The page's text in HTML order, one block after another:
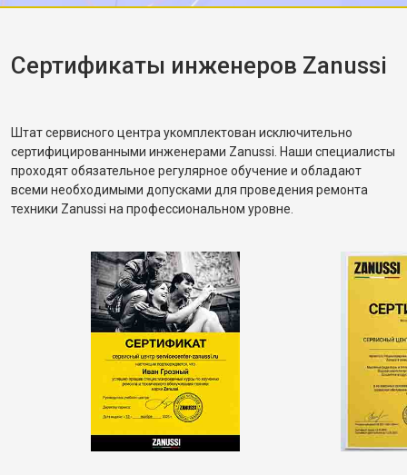
корректное. Рассказал, как правильно
разбалансировка.
Сертификаты инженеров Zanussi
Штат сервисного центра укомплектован исключительно
сертифицированными инженерами Zanussi. Наши специалисты
проходят обязательное регулярное обучение и обладают
всеми необходимыми допусками для проведения ремонта
техники Zanussi на профессиональном уровне.